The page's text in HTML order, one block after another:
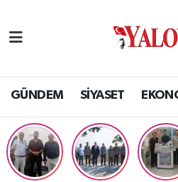
GÜNDEM SİYASET
SİYASET
EKONOMİ
KÜLTÜR
Yalova Nöbetçi Eczaneler
Yalova Hava Durumu
Yalova Namaz Vakitleri
Yalova Trafik Yoğunluk